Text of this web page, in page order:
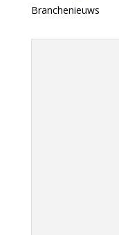
Branchenieuws